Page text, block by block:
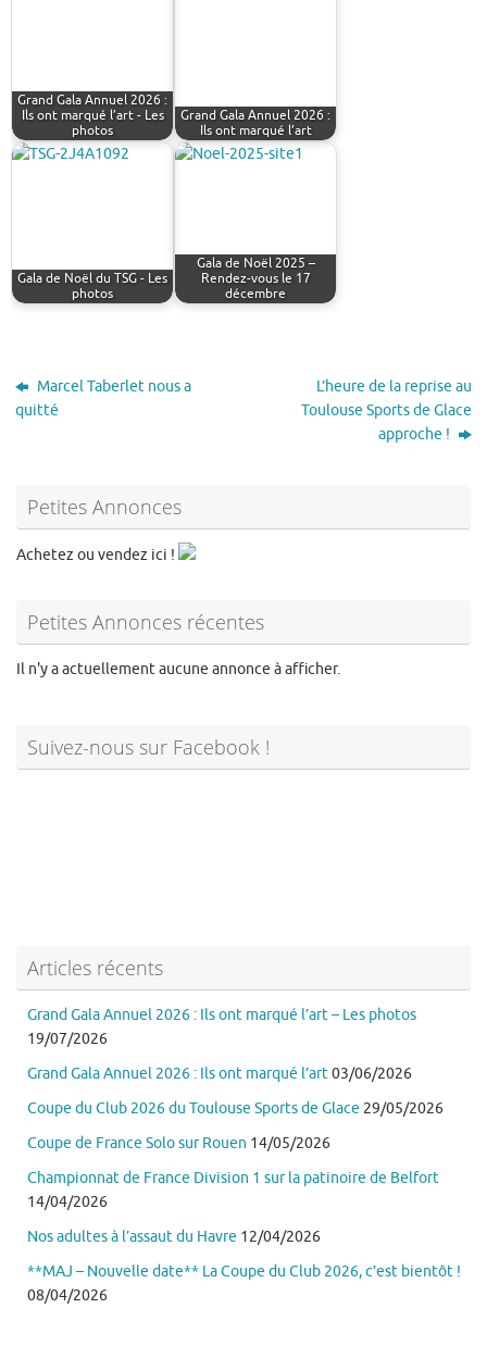
Grand Gala Annuel 2026 :
Ils ont marqué l’art - Les
photos
Grand Gala Annuel 2026 :
Ils ont marqué l’art
Gala de Noël du TSG - Les
photos
Gala de Noël 2025 –
Rendez-vous le 17
décembre
Marcel Taberlet nous a
quitté
L’heure de la reprise au
Toulouse Sports de Glace
approche !
Petites Annonces
Achetez ou vendez ici !
Petites Annonces récentes
Il n'y a actuellement aucune annonce à afficher.
Suivez-nous sur Facebook !
Articles récents
Grand Gala Annuel 2026 : Ils ont marqué l’art – Les photos
19/07/2026
Grand Gala Annuel 2026 : Ils ont marqué l’art03/06/2026
Coupe du Club 2026 du Toulouse Sports de Glace 29/05/2026
Coupe de France Solo sur Rouen 14/05/2026
Championnat de France Division 1 sur la patinoire de Belfort
14/04/2026
Nos adultes à l’assaut du Havre 12/04/2026
**MAJ – Nouvelle date** La Coupe du Club 2026, c’est bientôt !
08/04/2026